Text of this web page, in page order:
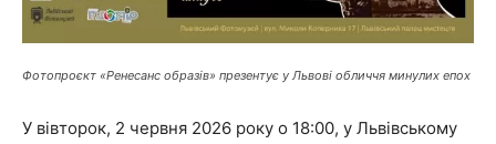
Фотопроєкт «Ренесанс образів» презентує у Львові обличчя минулих епох
У вівторок, 2 червня 2026 року о 18:00, у Львівському